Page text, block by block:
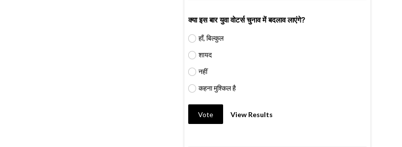
क्या इस बार युवा वोटर्स चुनाव में बदलाव लाएंगे?
हाँ, बिल्कुल
शायद
नहीं
कहना मुश्किल है
Vote View Results